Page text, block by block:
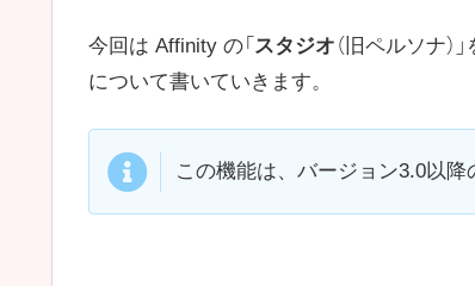
今回は Affinity の「 スタジオ （旧ペルソナ）」
について書いていきます。
この機能は、バージョン3.0以